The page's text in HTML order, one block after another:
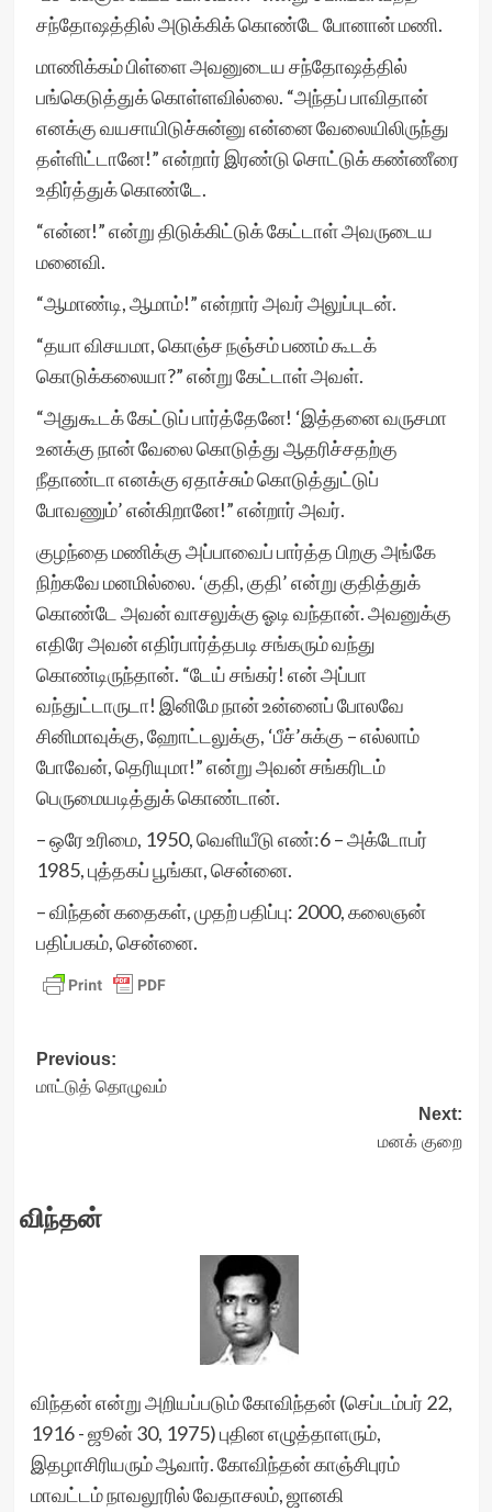
சந்தோஷத்தில் அடுக்கிக் கொண்டே போனான் மணி.
மாணிக்கம் பிள்ளை அவனுடைய சந்தோஷத்தில்
பங்கெடுத்துக் கொள்ளவில்லை. “அந்தப் பாவிதான்
எனக்கு வயசாயிடுச்சுன்னு என்னை வேலையிலிருந்து
தள்ளிட்டானே!” என்றார் இரண்டு சொட்டுக் கண்ணீரை
உதிர்த்துக் கொண்டே.
“என்ன!” என்று திடுக்கிட்டுக் கேட்டாள் அவருடைய
மனைவி.
“ஆமாண்டி, ஆமாம்!” என்றார் அவர் அலுப்புடன்.
“தயா விசயமா, கொஞ்ச நஞ்சம் பணம் கூடக்
கொடுக்கலையா?” என்று கேட்டாள் அவள்.
“அதுகூடக் கேட்டுப் பார்த்தேனே! ‘இத்தனை வருசமா
உனக்கு நான் வேலை கொடுத்து ஆதரிச்சதற்கு
நீதாண்டா எனக்கு ஏதாச்சும் கொடுத்துட்டுப்
போவணும்’ என்கிறானே!” என்றார் அவர்.
குழந்தை மணிக்கு அப்பாவைப் பார்த்த பிறகு அங்கே
நிற்கவே மனமில்லை. ‘குதி, குதி’ என்று குதித்துக்
கொண்டே அவன் வாசலுக்கு ஓடி வந்தான். அவனுக்கு
எதிரே அவன் எதிர்பார்த்தபடி சங்கரும் வந்து
கொண்டிருந்தான். “டேய் சங்கர்! என் அப்பா
வந்துட்டாருடா! இனிமே நான் உன்னைப் போலவே
சினிமாவுக்கு, ஹோட்டலுக்கு, ‘பீச்’சுக்கு – எல்லாம்
போவேன், தெரியுமா!” என்று அவன் சங்கரிடம்
பெருமையடித்துக் கொண்டான்.
– ஒரே உரிமை, 1950, வெளியீடு எண்:6 – அக்டோபர்
1985, புத்தகப் பூங்கா, சென்னை.
– விந்தன் கதைகள், முதற் பதிப்பு: 2000, கலைஞன்
பதிப்பகம், சென்னை.
Post
navigation
Previous:
மாட்டுத் தொழுவம்
Next:
மனக் குறை
விந்தன்
விந்தன் என்று அறியப்படும் கோவிந்தன் (செப்டம்பர் 22,
1916 - ஜூன் 30, 1975) புதின எழுத்தாளரும்,
இதழாசிரியரும் ஆவார். கோவிந்தன் காஞ்சிபுரம்
மாவட்டம் நாவலூரில் வேதாசலம், ஜானகி